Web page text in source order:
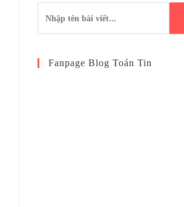
Fanpage Blog Toán Tin